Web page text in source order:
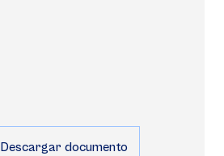
Descargar documento